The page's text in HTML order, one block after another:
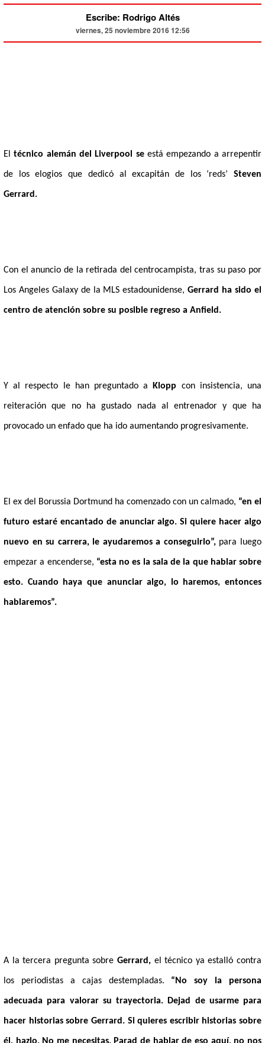
Escribe: Rodrigo Altés
viernes, 25 noviembre 2016 12:56
Eltécnico alemán del Liverpool seestá empezando a arrepentir
de los elogios que dedicó al excapitán de los ‘reds’ Steven
Gerrard.
Con el anuncio de la retirada del centrocampista, tras su paso por
Los Angeles Galaxy de la MLS estadounidense,Gerrard ha sido el
centro de atención sobre su posible regreso a Anfield.
Y al respecto le han preguntado a Klopp con insistencia, una
reiteración que no ha gustado nada al entrenador y que ha
provocado un enfado que ha ido aumentando progresivamente.
El ex del Borussia Dortmund ha comenzado con un calmado, “en el
futuro estaré encantado de anunciar algo. Si quiere hacer algo
nuevo en su carrera, le ayudaremos a conseguirlo”,para luego
empezar a encenderse, “esta no es la sala de la que hablar sobre
esto. Cuando haya que anunciar algo, lo haremos, entonces
hablaremos”.
A la tercera pregunta sobre Gerrard, el técnico ya estalló contra
los periodistas a cajas destempladas. “No soy la persona
adecuada para valorar su trayectoria. Dejad de usarme para
hacer historias sobre Gerrard . Si quieres escribir historias sobre